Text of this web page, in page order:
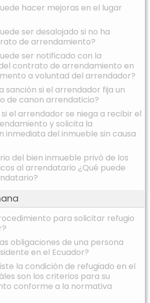
hacer mejoras en el lugar
ser desalojado si no ha
de arrendamiento?
ser notificado con la
contrato de arrendamiento en
a voluntad del arrendador?
sanción si el arrendador fija un
de canon arrendaticio?
el arrendador se niega a recibir el
y solicita la
inmediata del inmueble sin causa
del bien inmueble privó de los
al arrendatario ¿Qué puede
para solicitar refugio
obligaciones de una persona
en el Ecuador?
la condición de refugiado en el
son los criterios para su
conforme a la normativa